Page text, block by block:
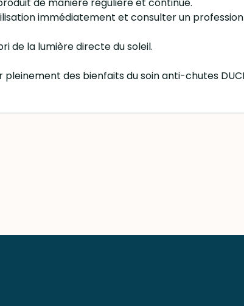
immédiatement et consulter un
de la lumière directe du soleil.
des bienfaits du soin anti-chutes